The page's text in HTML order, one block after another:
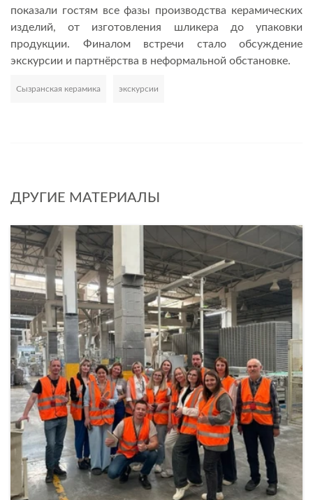
показали гостям все фазы производства керамических
изделий, от изготовления шликера до упаковки
продукции. Финалом встречи стало обсуждение
экскурсии и партнёрства в неформальной обстановке.
Сызранская керамика экскурсии
ДРУГИЕ МАТЕРИАЛЫ